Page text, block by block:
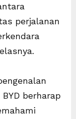
perjalanan
berharap